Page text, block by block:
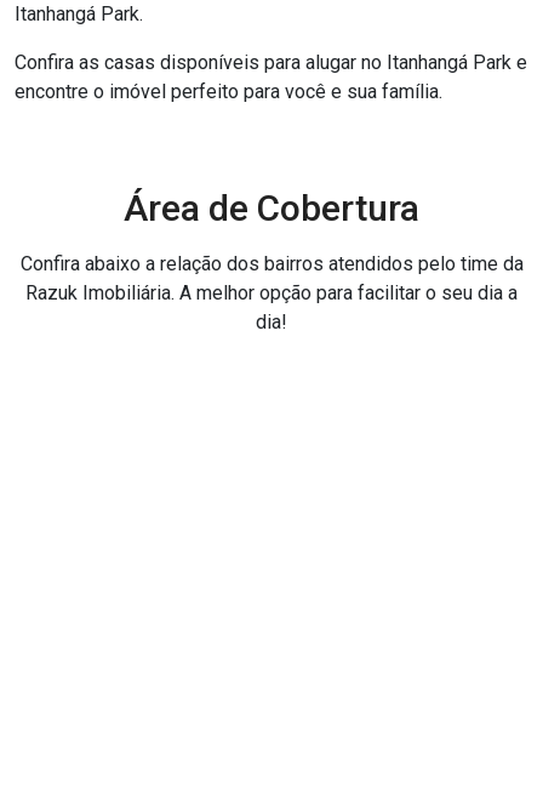
Itanhangá Park.
Confira as casas disponíveis para alugar no Itanhangá Park e
encontre o imóvel perfeito para você e sua família.
Área de Cobertura
Confira abaixo a relação dos bairros atendidos pelo time da
Razuk Imobiliária. A melhor opção para facilitar o seu dia a
dia!